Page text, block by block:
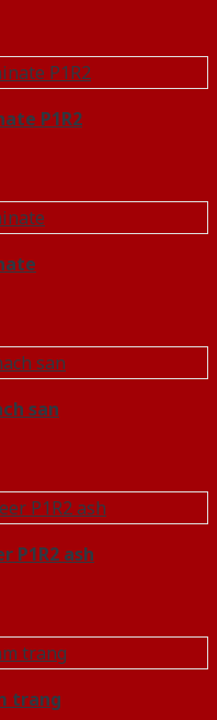
P1R2
san
P1R2 ash
trang